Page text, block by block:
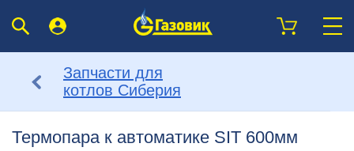
Запчасти для
котлов Сиберия
Термопара к автоматике SIT 600мм